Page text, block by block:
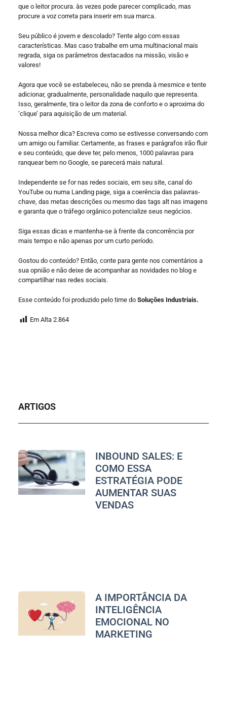
que o leitor procura. às vezes pode parecer complicado, mas
procure a voz correta para inserir em sua marca.
Seu público é jovem e descolado? Tente algo com essas
características. Mas caso trabalhe em uma multinacional mais
regrada, siga os parâmetros destacados na missão, visão e
valores!
Agora que você se estabeleceu, não se prenda à mesmice e tente
adicionar, gradualmente, personalidade naquilo que representa.
Isso, geralmente, tira o leitor da zona de conforto e o aproxima do
‘clique’ para aquisição de um material.
Nossa melhor dica? Escreva como se estivesse conversando com
um amigo ou familiar. Certamente, as frases e parágrafos irão fluir
e seu conteúdo, que deve ter, pelo menos, 1000 palavras para
ranquear bem no Google, se parecerá mais natural.
Independente se for nas redes sociais, em seu site, canal do
YouTube ou numa Landing page, siga a coerência das palavras-
chave, das metas descrições ou mesmo das tags alt nas imagens
e garanta que o tráfego orgânico potencialize seus negócios.
Siga essas dicas e mantenha-se à frente da concorrência por
mais tempo e não apenas por um curto período.
Gostou do conteúdo? Então, conte para gente nos comentários a
sua opnião e não deixe de acompanhar as novidades no blog e
compartilhar nas redes sociais.
Esse conteúdo foi produzido pelo time do Soluções Industriais.
Em Alta 2.864
ARTIGOS
INBOUND SALES: E
COMO ESSA
ESTRATÉGIA PODE
AUMENTAR SUAS
VENDAS
A IMPORTÂNCIA DA
INTELIGÊNCIA
EMOCIONAL NO
MARKETING